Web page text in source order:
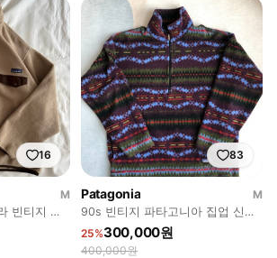
16
M
빈티지 크
83
Patagonia
M
90s 빈티지 파타고니아 집업 신칠
라 usa sacajawea
25%300,000원
400,000원